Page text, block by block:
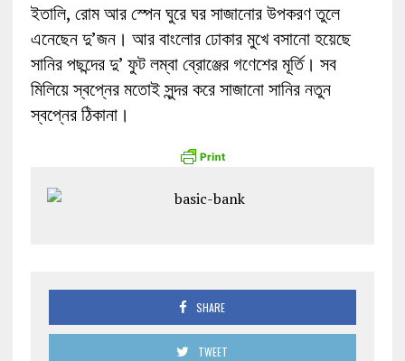
ইতালি, রোম আর স্পেন ঘুরে ঘর সাজানোর উপকরণ তুলে
এনেছেন দু’জন। আর বাংলোর ঢোকার মুখে বসানো হয়েছে
সানির পছন্দের দু’ ফুট লম্বা ব্রোঞ্জের গণেশের মূর্তি। সব
মিলিয়ে স্বপ্নের মতোই সুন্দর করে সাজানো সানির নতুন
স্বপ্নের ঠিকানা।
SHARE
TWEET